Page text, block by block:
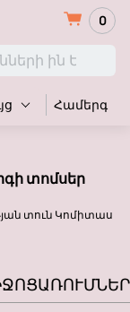
0
Համերգ
տոմսեր
տուն Կոմիտաս